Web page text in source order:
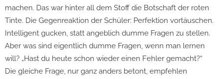
machen. Das war hinter all dem Stoff die Botschaft der roten
Tinte. Die Gegenreaktion der Schüler: Perfektion vortäuschen.
Intelligent gucken, statt angeblich dumme Fragen zu stellen.
Aber was sind eigentlich dumme Fragen, wenn man lernen
will? „Hast du heute schon wieder einen Fehler gemacht?“
Die gleiche Frage, nur ganz anders betont, empfehlen